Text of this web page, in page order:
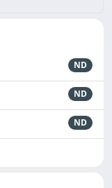
ND
ND
ND